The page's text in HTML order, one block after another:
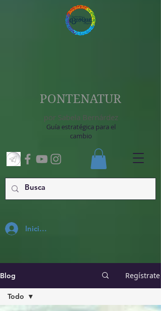
Inicia Sesión
PONTENATUR
por Sabela Bernárdez
Guía estratégica para el
cambio
Blog Regístrate
Todo